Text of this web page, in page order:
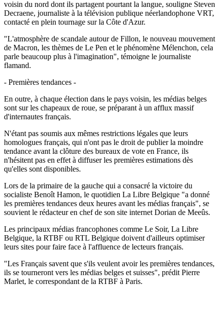
voisin du nord dont ils partagent pourtant la langue, souligne Steven
Decraene, journaliste à la télévision publique néerlandophone VRT,
contacté en plein tournage sur la Côte d'Azur.
"L'atmosphère de scandale autour de Fillon, le nouveau mouvement
de Macron, les thèmes de Le Pen et le phénomène Mélenchon, cela
parle beaucoup plus à l'imagination", témoigne le journaliste
flamand.
- Premières tendances -
En outre, à chaque élection dans le pays voisin, les médias belges
sont sur les chapeaux de roue, se préparant à un afflux massif
d'internautes français.
N'étant pas soumis aux mêmes restrictions légales que leurs
homologues français, qui n'ont pas le droit de publier la moindre
tendance avant la clôture des bureaux de vote en France, ils
n'hésitent pas en effet à diffuser les premières estimations dès
qu'elles sont disponibles.
Lors de la primaire de la gauche qui a consacré la victoire du
socialiste Benoît Hamon, le quotidien La Libre Belgique "a donné
les premières tendances deux heures avant les médias français", se
souvient le rédacteur en chef de son site internet Dorian de Meeûs.
Les principaux médias francophones comme Le Soir, La Libre
Belgique, la RTBF ou RTL Belgique doivent d'ailleurs optimiser
leurs sites pour faire face à l'affluence de lecteurs français.
"Les Français savent que s'ils veulent avoir les premières tendances,
ils se tourneront vers les médias belges et suisses", prédit Pierre
Marlet, le correspondant de la RTBF à Paris.